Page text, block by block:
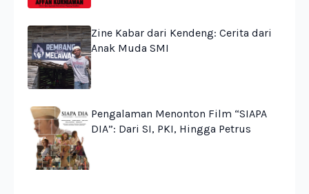
Zine Kabar dari Kendeng: Cerita dari
Anak Muda SMI
Pengalaman Menonton Film “SIAPA
DIA”: Dari SI, PKI, Hingga Petrus